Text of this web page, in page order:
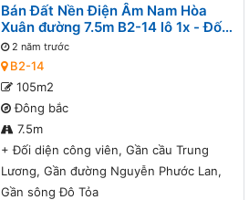
Bán Đất Nền Điện Âm Nam Hòa
Xuân đường 7.5m B2-14 lô 1x - Đối
diện công viên, Gần cầu Trung
Lương, Gần đường Nguyễn Phước
Lan, Gần sông Đô Tỏa
2 năm trước
B2-14
105m2
Đông bắc
7.5m
+Đối diện công viên, Gần cầu Trung
Lương, Gần đường Nguyễn Phước Lan,
Gần sông Đô Tỏa